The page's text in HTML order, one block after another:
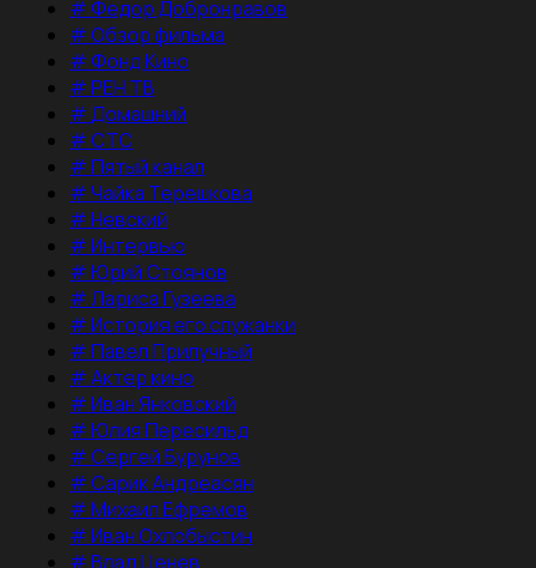
#Федор Добронравов
#Обзор фильма
#Фонд Кино
#РЕН ТВ
#Домашний
#СТС
#Пятый канал
#Чайка Терешкова
#Невский
#Интервью
#Юрий Стоянов
#Лариса Гузеева
#История его служанки
#Павел Прилучный
#Актер кино
#Иван Янковский
#Юлия Пересильд
#Сергей Бурунов
#Сарик Андреасян
#Михаил Ефремов
#Иван Охлобыстин
#Влад Ценев